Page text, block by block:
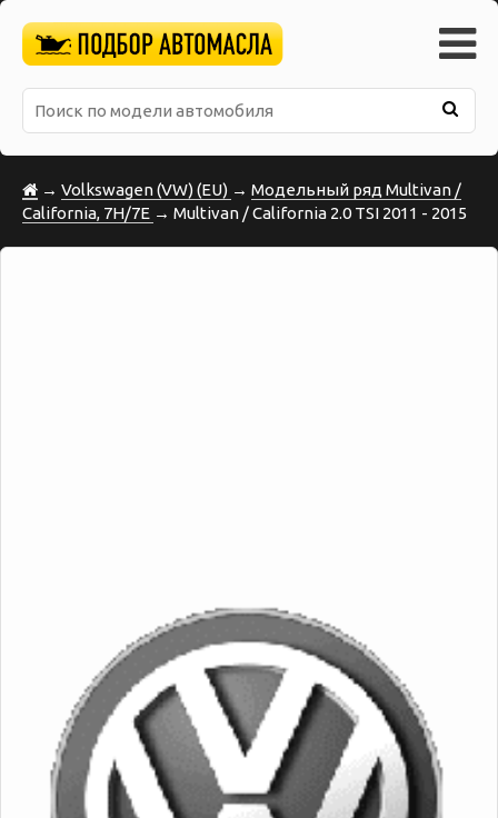
→ Volkswagen (VW) (EU) → Модельный ряд Multivan /
California, 7H/7E → Multivan / California 2.0 TSI 2011 - 2015